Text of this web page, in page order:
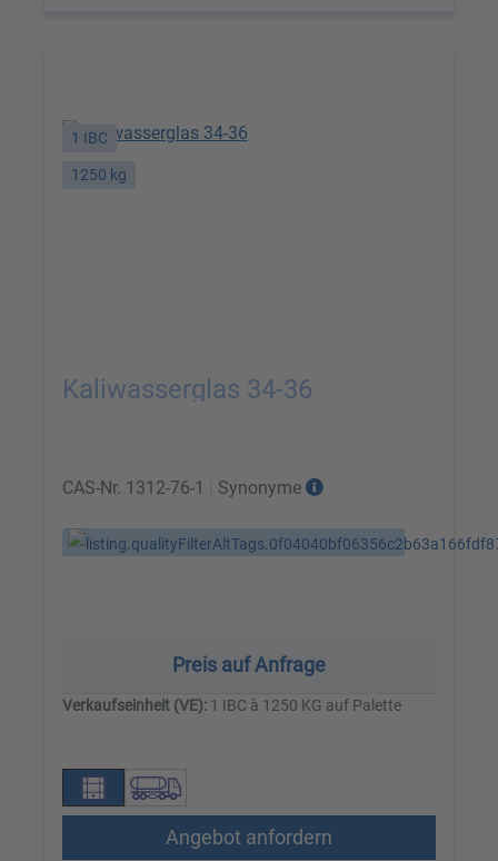
1 IBC
1250 kg
Kaliwasserglas 34-36
CAS-Nr. 1312-76-1 Synonyme
Preis auf Anfrage
Verkaufseinheit (VE): 1 IBC à 1250 KG auf Palette
Angebot anfordern